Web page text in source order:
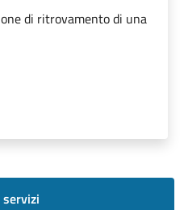
di ritrovamento di una